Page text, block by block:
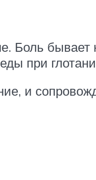
Боль бывает
при
и